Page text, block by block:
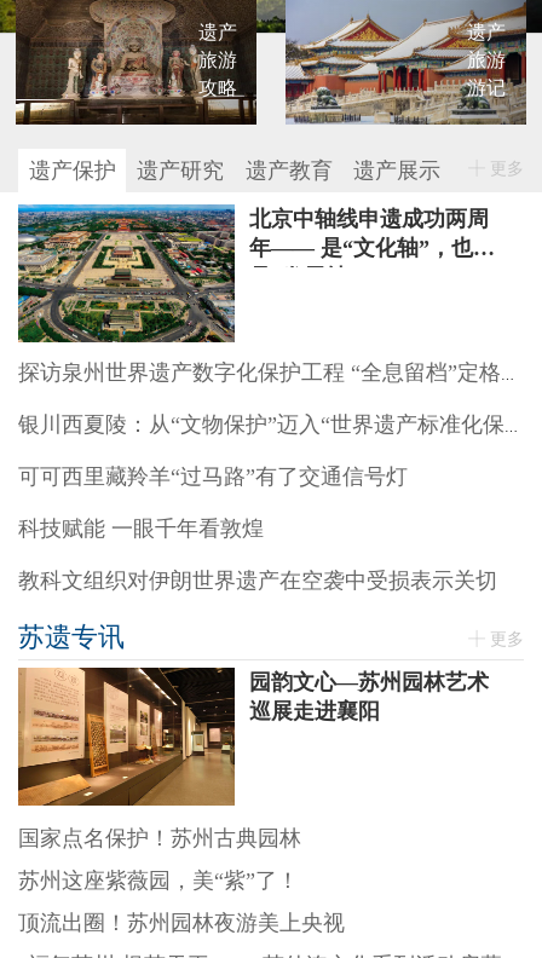
遗产
旅游
攻略
遗产
旅游
游记
遗产保护 遗产研究 遗产教育 遗产展示 更多
北京中轴线申遗成功两周
年—— 是“文化轴”，也
可可西里藏羚羊“过马路”有了交通信号灯
科技赋能 一眼千年看敦煌
教科文组织对伊朗世界遗产在空袭中受损表示关切
苏遗专讯 更多
园韵文心—苏州园林艺术
巡展走进襄阳
国家点名保护！苏州古典园林
苏州这座紫薇园，美“紫”了！
顶流出圈！苏州园林夜游美上央视